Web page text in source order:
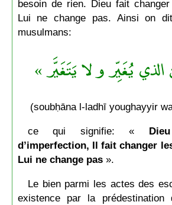
besoin de rien. Dieu fait
Lui ne change pas. Ainsi on
musulmans:
يُغَيِّر و لا يَتَغَيَّر »
(soubḥāna l-ladhī youghayyir
ce qui signifie: «
d’imperfection, Il fait changer
Lui ne change pas ».
Le bien parmi les actes des
existence par la